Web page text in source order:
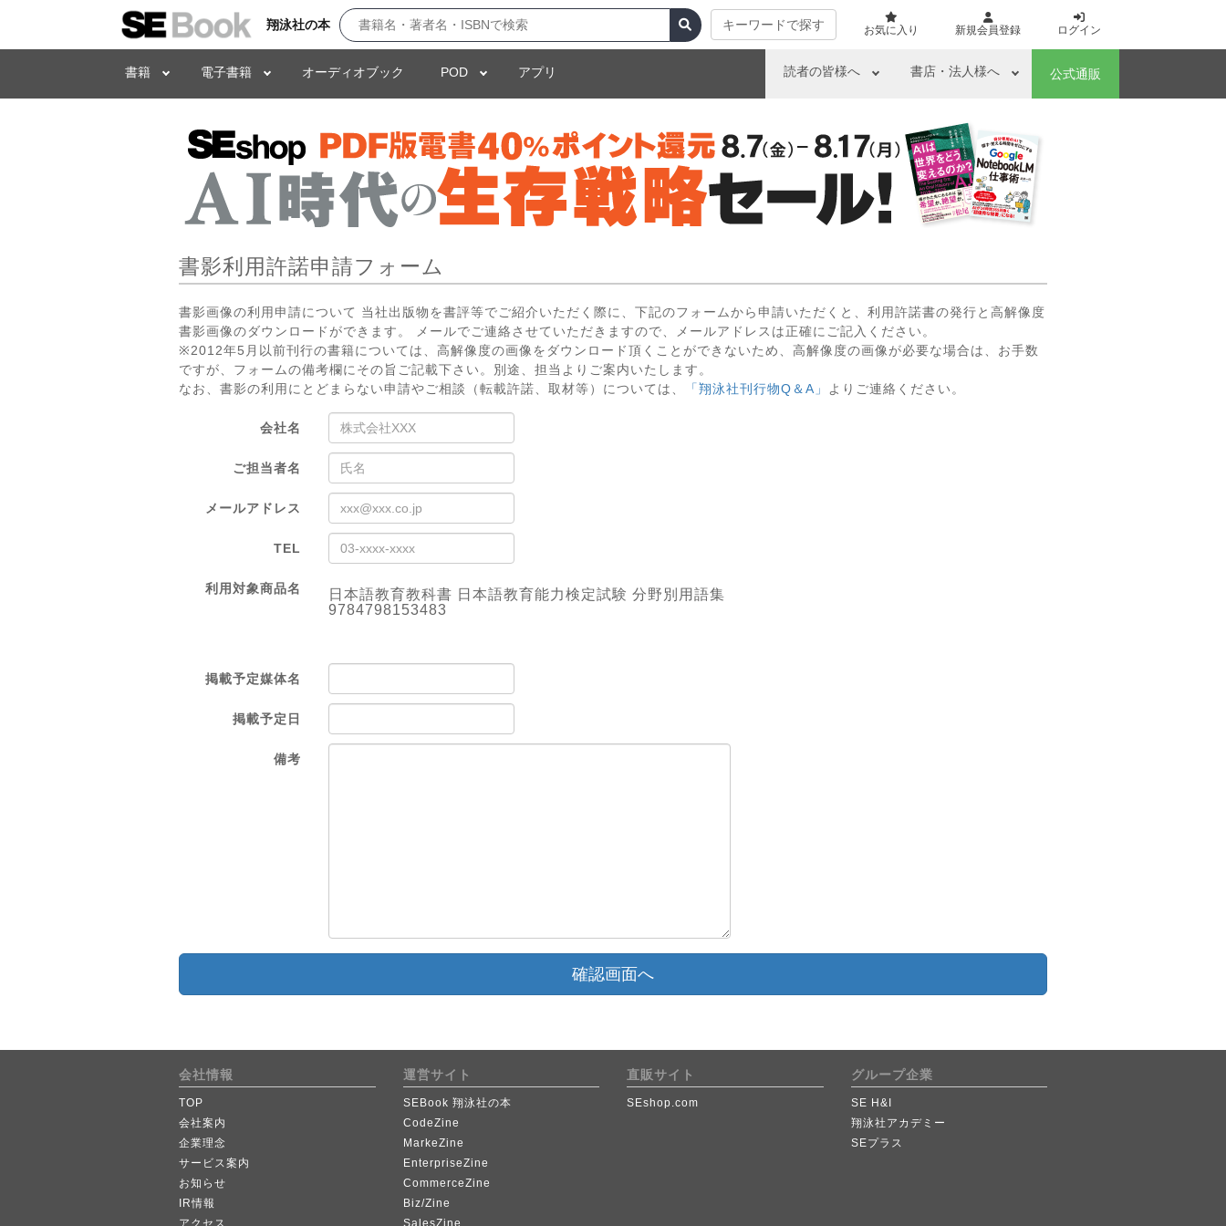
翔泳社の本 キーワードで探す お気に入り 新規会員登録 ログイン
書籍 電子書籍 オーディオブック POD アプリ 読者の皆様へ 書店・法人様へ 公式通販
書影利用許諾申請フォーム
書影画像の利用申請について 当社出版物を書評等でご紹介いただく際に、下記のフォームから申請いただくと、利用許諾書の発行と高解像度
書影画像のダウンロードができます。 メールでご連絡させていただきますので、メールアドレスは正確にご記入ください。
※2012年5月以前刊行の書籍については、高解像度の画像をダウンロード頂くことができないため、高解像度の画像が必要な場合は、お手数
ですが、フォームの備考欄にその旨ご記載下さい。別途、担当よりご案内いたします。
なお、書影の利用にとどまらない申請やご相談（転載許諾、取材等）については、
「翔泳社刊行物Q＆A」 よりご連絡ください。
会社名
ご担当者名
メールアドレス
TEL
利用対象商品名
日本語教育教科書 日本語教育能力検定試験 分野別用語集
9784798153483
掲載予定媒体名
掲載予定日
備考
確認画面へ
会社情報
TOP
会社案内
企業理念
サービス案内
お知らせ
IR情報
アクセス
運営サイト
SEBook 翔泳社の本
CodeZine
MarkeZine
EnterpriseZine
CommerceZine
Biz/Zine
SalesZine
直販サイト
SEshop.com
グループ企業
SE H&I
翔泳社アカデミー
SEプラス